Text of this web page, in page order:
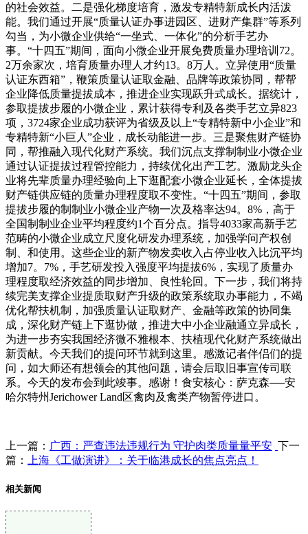
的社会效益。二是强化梯度培育，激发专精特新成长内活泼
能。我们通过开展“质量认证办事进园区、进财产集群”等系列
勾当，为小微企业供给“一坐式、一体化”的分析手艺办
事。“十四五”期间，面向小微企业开展免费质量办理培训72。
2万余家次，培育质量办理人才约13。8万人。立异使用“质量
认证东西箱”，鞭策质量认证取金融、品牌等政策协同，帮帮
企业降低质量提拔成本，推进企业实现跃升式成长。据统计，
参取提拔步履的小微企业，累计获得专利及各类手艺立异823
项，3724家企业成功获评为省级及以上“专精特新中小企业”和
专精特新“小巨人”企业，成长动能进一步。三是聚焦财产链协
同，帮推融入现代化财产系统。我们沉点支撑制制业小微企业
通过认证提拔过程管控能力，持续优化出产工艺。激励龙头企
业将先辈质量办理经验向上下逛配套小微企业延长，全体提拔
财产链供应链的质量办理程度取不变性。“十四五”期间，参取
提拔步履的制制业小微企业产物一次及格率达94。8%，高于
全国制制业企业平均程度约1个百分点。指导4033家高新手艺
范畴的小微企业成立尺度化研发办理系统，加强学问产权创
制、和使用。这些企业的新产物发卖收入占停业收入比沉平均
增加7。7%，手艺研发投入强度平均提拔6%，实现了质量办
理程度取经济效益的同步增加、良性轮回。下一步，我们将持
续完美支撑企业提质取财产升级的政策系统取办事能力，不竭
优化帮扶机制，加强质量认证取财产、金融等政策的协同集
成，深化财产链上下逛协做，推进大中小企业融通立异成长，
为进一步夯实我国经济微不雅根本、扶植现代化财产系统做出
新贡献。今天我们的提问环节就到这里。感激记者伴侣们的提
问，如大师还有想领会的其他问题，请会后取旧事宣传司联
系。今天的发布会到此竣事。感谢！食安核心：萨克森──安
哈尔特州Jerichower Land区禽肉及禽类产物暂停进口。
上一篇： 广西：严查违法违规行为 守护肉类质量量平安 下一
篇：
上海《工做演讲》：关于临港成长的焦点亮点！
相关新闻